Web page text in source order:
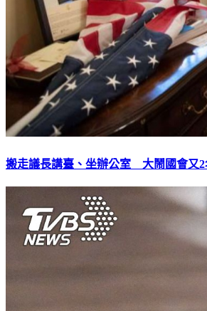
搬走議長講臺、坐辦公室 大鬧國會又2